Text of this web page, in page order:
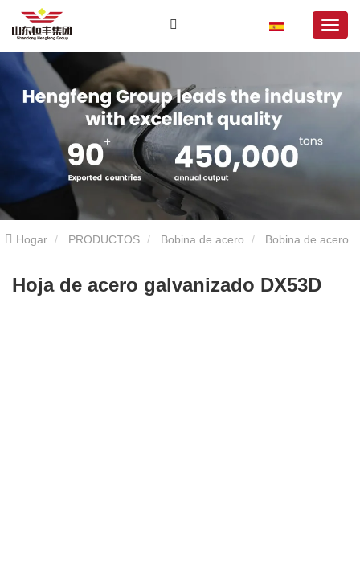
Hogar PRODUCTOS Bobina de acero Bobina de acero
galvanizado Hoja de acero galvanizado DX53D
Hoja de acero galvanizado DX53D